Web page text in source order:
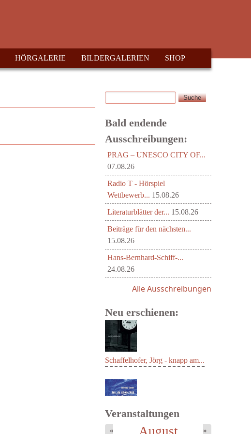
HÖRGALERIE BILDERGALERIEN SHOP
Suchformular
Suche
Bald endende
Ausschreibungen:
PRAG – UNESCO CITY OF...
07.08.26
Radio T - Hörspiel
Wettbewerb... 15.08.26
Literaturblätter der... 15.08.26
Beiträge für den nächsten...
15.08.26
Hans-Bernhard-Schiff-...
24.08.26
Alle Ausschreibungen
Neu erschienen:
Schaffelhofer, Jörg - knapp am...
Veranstaltungen
August
« »